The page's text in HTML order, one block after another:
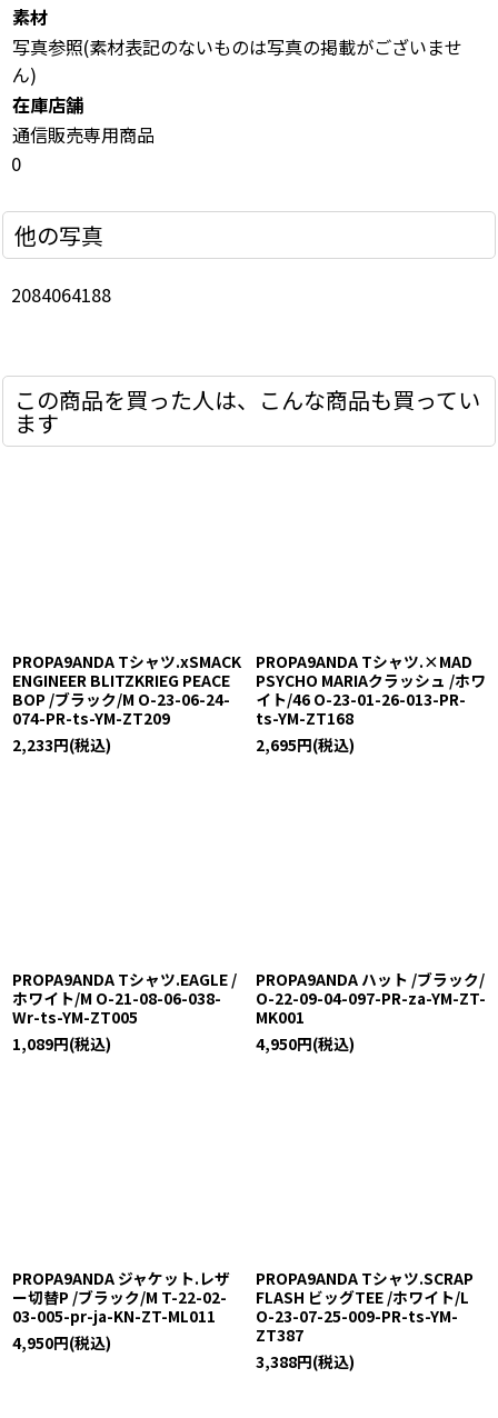
素材
写真参照(素材表記のないものは写真の掲載がございませ
ん)
在庫店舗
通信販売専用商品
0
他の写真
2084064188
この商品を買った人は、こんな商品も買ってい
ます
PROPA9ANDA Tシャツ.xSMACK
ENGINEER BLITZKRIEG PEACE
BOP /ブラック/M O-23-06-24-
074-PR-ts-YM-ZT209
2,233円(税込)
PROPA9ANDA Tシャツ.×MAD
PSYCHO MARIAクラッシュ /ホワ
イト/46 O-23-01-26-013-PR-
ts-YM-ZT168
2,695円(税込)
PROPA9ANDA Tシャツ.EAGLE /
ホワイト/M O-21-08-06-038-
Wr-ts-YM-ZT005
1,089円(税込)
PROPA9ANDA ハット /ブラック/
O-22-09-04-097-PR-za-YM-ZT-
MK001
4,950円(税込)
PROPA9ANDA ジャケット.レザ
ー切替P /ブラック/M T-22-02-
03-005-pr-ja-KN-ZT-ML011
4,950円(税込)
PROPA9ANDA Tシャツ.SCRAP
FLASH ビッグTEE /ホワイト/L
O-23-07-25-009-PR-ts-YM-
ZT387
3,388円(税込)